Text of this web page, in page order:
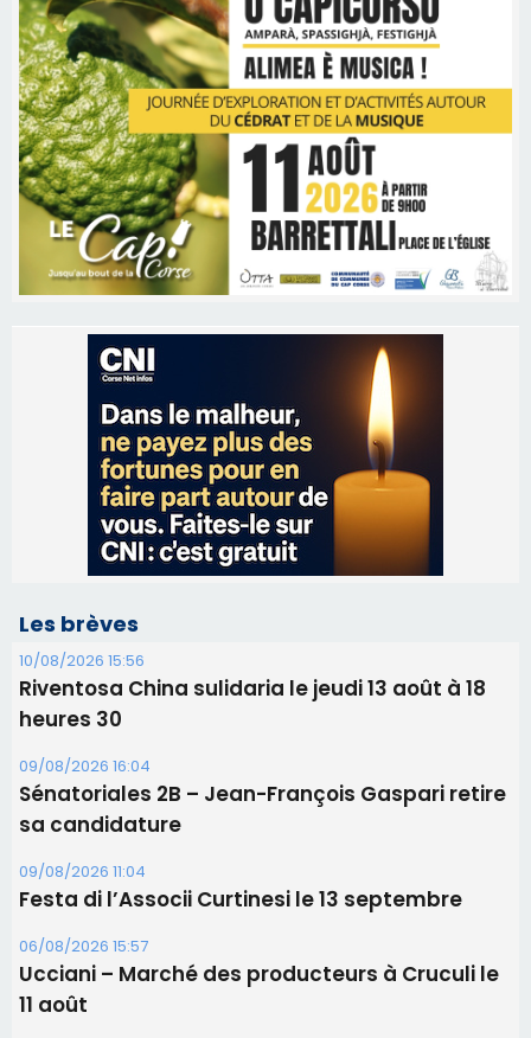
Les brèves
10/08/2026 15:56
Riventosa China sulidaria le jeudi 13 août à 18
heures 30
09/08/2026 16:04
Sénatoriales 2B – Jean-François Gaspari retire
sa candidature
09/08/2026 11:04
Festa di l’Associi Curtinesi le 13 septembre
06/08/2026 15:57
Ucciani – Marché des producteurs à Cruculi le
11 août